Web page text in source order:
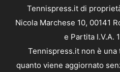
Tennispress.it di
Nicola Marchese 10, 00141
e Partita I.V.A.
Tennispress.it non è
quanto viene aggiornato